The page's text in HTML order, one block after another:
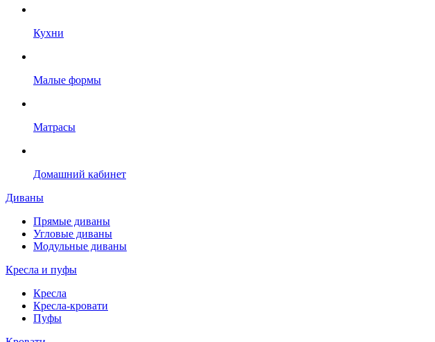
Кухни
Малые формы
Матрасы
Домашний кабинет
Диваны
Прямые диваны
Угловые диваны
Модульные диваны
Кресла и пуфы
Кресла
Кресла-кровати
Пуфы